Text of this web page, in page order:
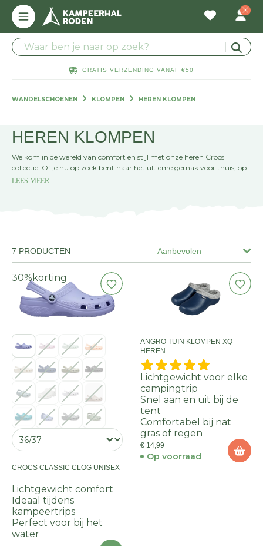
GRATIS VERZENDING VANAF €50
WANDELSCHOENEN KLOMPEN HEREN KLOMPEN
HEREN KLOMPEN
Welkom in de wereld van comfort en stijl met onze heren Crocs
collectie! Of je nu op zoek bent naar het ultieme gemak voor thuis, op
de camping of een trendy aanvulling voor je casual outfits, hier vind je
LEES MEER
Aanbevolen
7 PRODUCTEN
30%korting
CROCS CLASSIC CLOG UNISEX
Lichtgewicht comfort
Ideaal tijdens
kampeertrips
Perfect voor bij het
water
ANGRO TUIN KLOMPEN XQ
HEREN
Lichtgewicht voor elke
campingtrip
Snel aan en uit bij de
tent
Comfortabel bij nat
gras of regen
€ 14,99
Op voorraad